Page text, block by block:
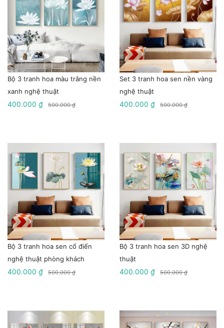
Bộ 3 tranh hoa màu trắng nền
xanh nghệ thuật
400.000 ₫ 500.000 ₫
Set 3 tranh hoa sen nền vàng
nghệ thuật
400.000 ₫ 500.000 ₫
Bộ 3 tranh hoa sen cổ điển
nghệ thuật phòng khách
400.000 ₫ 500.000 ₫
Bộ 3 tranh hoa sen 3D nghệ
thuật
400.000 ₫ 500.000 ₫